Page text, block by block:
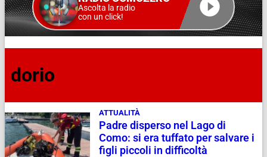
Ascolta la radio
con un click!
dorio
ATTUALITÀ
Padre disperso nel Lago di
Como: si era tuffato per salvare i
figli piccoli in difficoltà